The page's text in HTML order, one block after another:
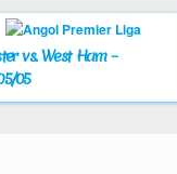
vs. West Ham –
05